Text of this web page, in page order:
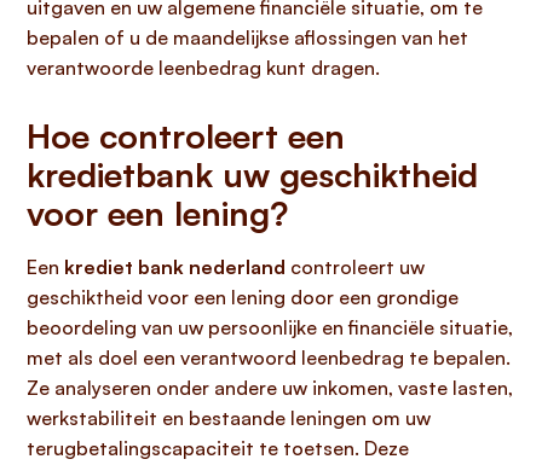
uitgaven en uw algemene financiële situatie, om te
bepalen of u de maandelijkse aflossingen van het
verantwoorde leenbedrag kunt dragen.
Hoe controleert een
kredietbank uw geschiktheid
voor een lening?
Een krediet bank nederland controleert uw
geschiktheid voor een lening door een grondige
beoordeling van uw persoonlijke en financiële situatie,
met als doel een verantwoord leenbedrag te bepalen.
Ze analyseren onder andere uw inkomen, vaste lasten,
werkstabiliteit en bestaande leningen om uw
terugbetalingscapaciteit te toetsen. Deze